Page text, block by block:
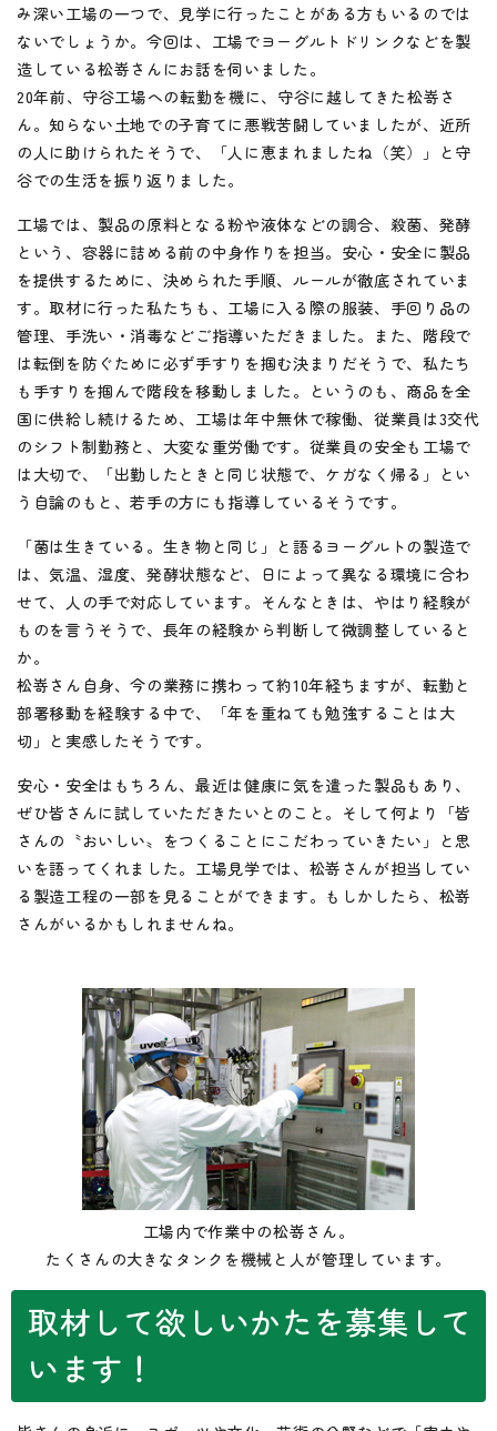
み深い工場の一つで、見学に行ったことがある方もいるのでは
ないでしょうか。今回は、工場でヨーグルトドリンクなどを製
造している松嵜さんにお話を伺いました。
20年前、守谷工場への転勤を機に、守谷に越してきた松嵜さ
ん。知らない土地での子育てに悪戦苦闘していましたが、近所
の人に助けられたそうで、「人に恵まれましたね（笑）」と守
谷での生活を振り返りました。
工場では、製品の原料となる粉や液体などの調合、殺菌、発酵
という、容器に詰める前の中身作りを担当。安心・安全に製品
を提供するために、決められた手順、ルールが徹底されていま
す。取材に行った私たちも、工場に入る際の服装、手回り品の
管理、手洗い・消毒などご指導いただきました。また、階段で
は転倒を防ぐために必ず手すりを掴む決まりだそうで、私たち
も手すりを掴んで階段を移動しました。というのも、商品を全
国に供給し続けるため、工場は年中無休で稼働、従業員は3交代
のシフト制勤務と、大変な重労働です。従業員の安全も工場で
は大切で、「出勤したときと同じ状態で、ケガなく帰る」とい
う自論のもと、若手の方にも指導しているそうです。
「菌は生きている。生き物と同じ」と語るヨーグルトの製造で
は、気温、湿度、発酵状態など、日によって異なる環境に合わ
せて、人の手で対応しています。そんなときは、やはり経験が
ものを言うそうで、長年の経験から判断して微調整していると
か。
松嵜さん自身、今の業務に携わって約10年経ちますが、転勤と
部署移動を経験する中で、「年を重ねても勉強することは大
切」と実感したそうです。
安心・安全はもちろん、最近は健康に気を遣った製品もあり、
ぜひ皆さんに試していただきたいとのこと。そして何より「皆
さんの〝おいしい〟をつくることにこだわっていきたい」と思
いを語ってくれました。工場見学では、松嵜さんが担当してい
る製造工程の一部を見ることができます。もしかしたら、松嵜
さんがいるかもしれませんね。
工場内で作業中の松嵜さん。
たくさんの大きなタンクを機械と人が管理しています。
取材して欲しいかたを募集して
います！